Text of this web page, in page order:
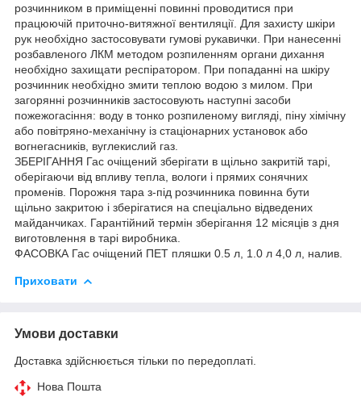
розчинником в приміщенні повинні проводитися при
працюючій приточно-витяжної вентиляції. Для захисту шкіри
рук необхідно застосовувати гумові рукавички. При нанесенні
розбавленого ЛКМ методом розпиленням органи дихання
необхідно захищати респіратором. При попаданні на шкіру
розчинник необхідно змити теплою водою з милом. При
загорянні розчинників застосовують наступні засоби
пожежогасіння: воду в тонко розпиленому вигляді, піну хімічну
або повітряно-механічну із стаціонарних установок або
вогнегасників, вуглекислий газ.
ЗБЕРІГАННЯ Гас очіщений зберігати в щільно закритій тарі,
оберігаючи від впливу тепла, вологи і прямих сонячних
променів. Порожня тара з-під розчинника повинна бути
щільно закритою і зберігатися на спеціально відведених
майданчиках. Гарантійний термін зберігання 12 місяців з дня
виготовлення в тарі виробника.
ФАСОВКА Гас очіщений ПЕТ пляшки 0.5 л, 1.0 л 4,0 л, налив.
Приховати
Умови доставки
Доставка здійснюється тільки по передоплаті.
Нова Пошта